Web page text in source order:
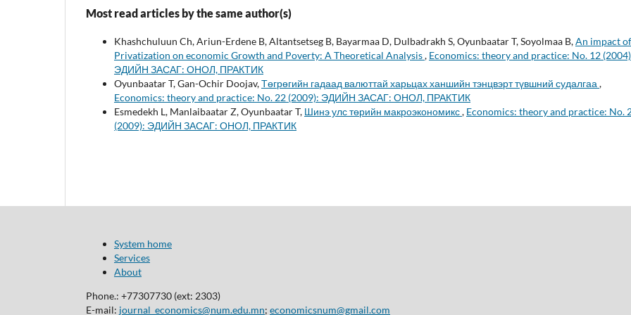
Most read articles by the same author(s)
Khashchuluun Ch, Ariun-Erdene B, Altantsetseg B, Bayarmaa D, Dulbadrakh S, Oyunbaatar T, Soyolmaa B,An impact of
Privatization on economic Growth and Poverty: A Theoretical Analysis, Economics: theory and practice: No. 12
ЭДИЙН ЗАСАГ: ОНОЛ, ПРАКТИК
Oyunbaatar T, Gan-Ochir Doojav,Төгрөгийн гадаад валюттай харьцах ханшийн тэнцвэрт түвшний судалгаа ,
Economics: theory and practice: No. 22 (2009): ЭДИЙН ЗАСАГ: ОНОЛ, ПРАКТИК
Esmedekh L, Manlaibaatar Z, Oyunbaatar T, Шинэ улс төрийн макроэкономикс, Economics: theory and practice: No.
(2009): ЭДИЙН ЗАСАГ: ОНОЛ, ПРАКТИК
System home
Services
About
Phone.: +77307730 (ext: 2303)
E-mail: journal_economics@num.edu.mn; economicsnum@gmail.com